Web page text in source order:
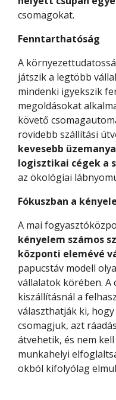
csomagokat.
Fenntarthatóság
A
játszik a legtöbb
mindenki igyekszik
megoldásokat
követő
rövidebb szállítási
kevesebb
logisztikai cégek a
az ökológiai
Fókuszban a
A mai
kényelem számos
központi elemévé
papucstáv modell
vállalatok körében. A
kiszállításnál a
választhatják ki,
csomagjuk, azt
átvehetik, és nem
munkahelyi
okból kifolyólag